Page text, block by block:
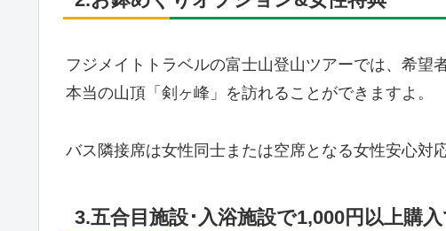
フジメイトトラベルの富士山登山ツアーでは、希望
本当の山頂「剣ヶ峰」を訪れることができますよ。
バス隣接席は女性同士または空席となる女性安心対
3.五合目施設･入浴施設で1,000円以上購入